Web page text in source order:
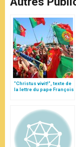
"Christus vivit!", texte de
la lettre du pape François